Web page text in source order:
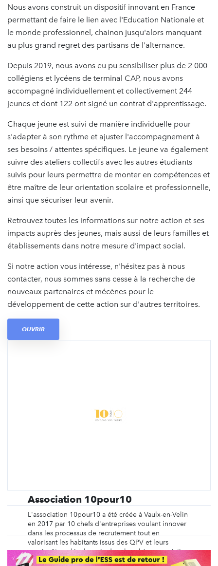
Nous avons construit un dispositif innovant en France
permettant de faire le lien avec l'Education Nationale et
le monde professionnel, chainon jusqu'alors manquant
au plus grand regret des partisans de l'alternance.
Depuis 2019, nous avons eu pu sensibiliser plus de 2 000
collégiens et lycéens de terminal CAP, nous avons
accompagné individuellement et collectivement 244
jeunes et dont 122 ont signé un contrat d'apprentissage.
Chaque jeune est suivi de manière individuelle pour
s'adapter à son rythme et ajuster l'accompagnement à
ses besoins / attentes spécifiques. Le jeune va également
suivre des ateliers collectifs avec les autres étudiants
suivis pour leurs permettre de monter en compétences et
être maître de leur orientation scolaire et professionnelle,
ainsi que sécuriser leur avenir.
Retrouvez toutes les informations sur notre action et ses
impacts auprès des jeunes, mais aussi de leurs familles et
établissements dans notre mesure d'impact social.
Si notre action vous intéresse, n'hésitez pas à nous
contacter, nous sommes sans cesse à la recherche de
nouveaux partenaires et mécènes pour le
développement de cette action sur d'autres territoires.
OUVRIR
Association 10pour10
L'association 10pour10 a été créée à Vaulx-en-Velin
en 2017 par 10 chefs d'entreprises voulant innover
dans les processus de recrutement tout en
valorisant les habitants issus des QPV et leurs
savoirs-êtres développés dans la sphère associative.
Notre mission sociale est d'accompagner nos ...